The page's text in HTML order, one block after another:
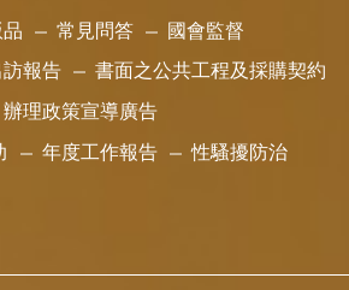
品 常見問答 國會監督
訪報告 書面之公共工程及採購契約
辦理政策宣導廣告
年度工作報告 性騷擾防治